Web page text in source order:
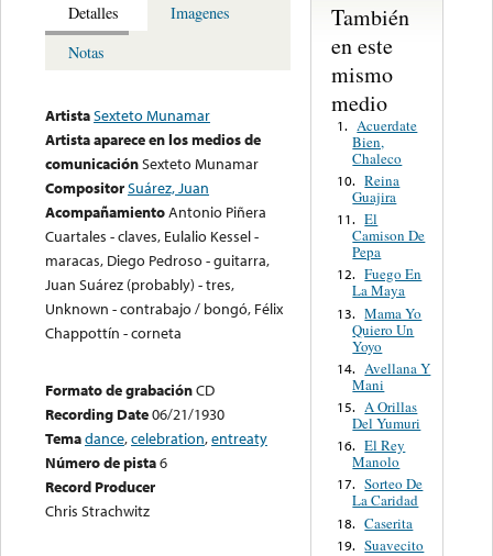
Detalles
Imagenes
Notas
ArtistaSexteto Munamar
Artista aparece en los medios de
comunicaciónSexteto Munamar
CompositorSuárez, Juan
AcompañamientoAntonio Piñera
Cuartales - claves, Eulalio Kessel -
maracas, Diego Pedroso - guitarra,
Juan Suárez (probably) - tres,
Unknown - contrabajo / bongó, Félix
Chappottín - corneta
Formato de grabaciónCD
Recording Date06/21/1930
Temadance,celebration,entreaty
Número de pista6
Record Producer
Chris Strachwitz
También
en este
mismo
medio
1. Acuerdate
Bien,
Chaleco
10. Reina
Guajira
11. El
Camison De
Pepa
12. Fuego En
La Maya
13. Mama Yo
Quiero Un
Yoyo
14. Avellana Y
Mani
15. A Orillas
Del Yumuri
16. El Rey
Manolo
17. Sorteo De
La Caridad
18. Caserita
19. Suavecito